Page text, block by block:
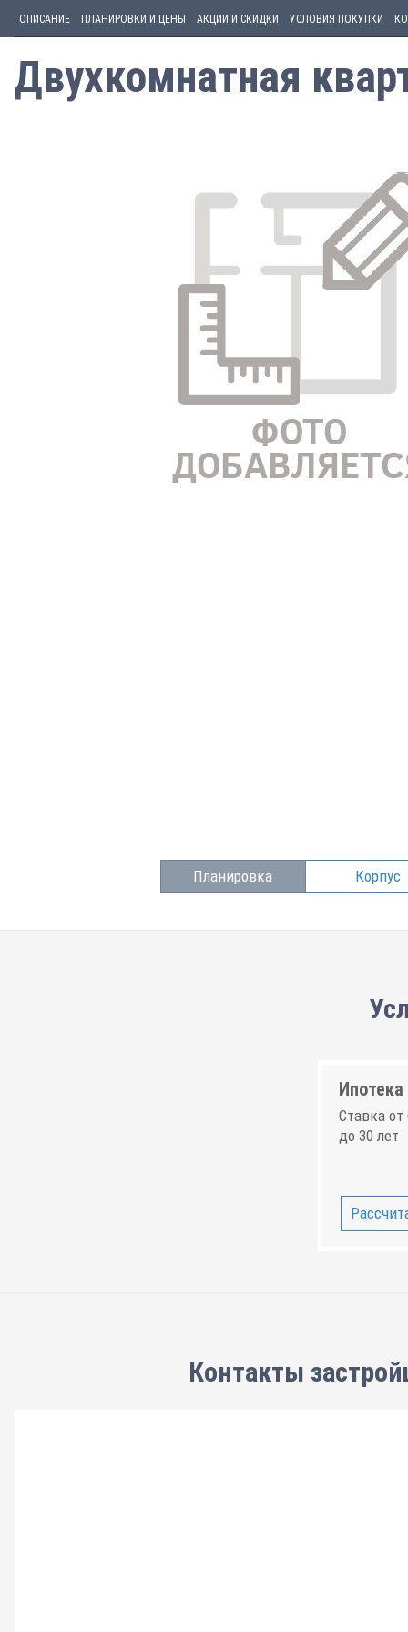
ОПИСАНИЕ ПЛАНИРОВКИ И ЦЕНЫ АКЦИИ И СКИДКИ УСЛОВИЯ ПОКУПКИ
Двухкомнатная
Планировка Корпус
Ипотека
Ставка от
до 30 лет
Контакты